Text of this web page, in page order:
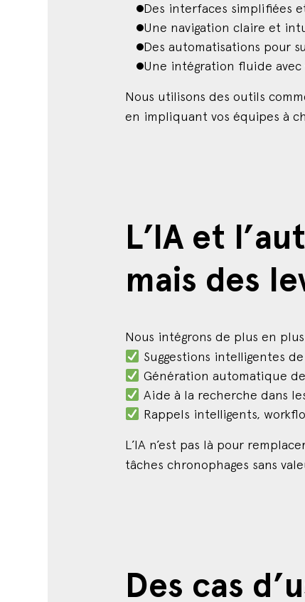
Des interfaces simplifiées
Une navigation claire et
Des automatisations pour
Une intégration fluide avec
Nous utilisons des outils
en impliquant vos équipes à
L’IA et
mais des
Nous intégrons de plus en plus
Suggestions intelligentes
Génération automatique
Aide à la recherche dans
Rappels intelligents,
L’IA n’est pas là pour
tâches chronophages sans
Des cas